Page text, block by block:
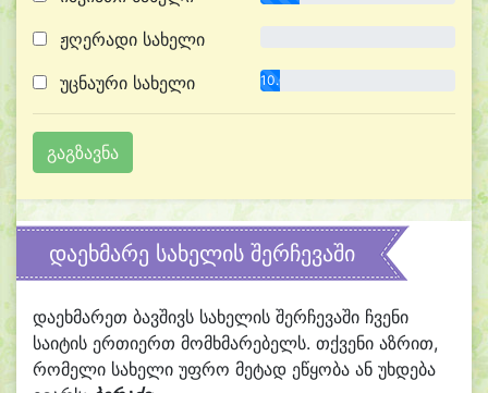
ჟღერადი სახელი
უცნაური სახელი 10.0%
დაეხმარე სახელის შერჩევაში
დაეხმარეთ ბავშივს სახელის შერჩევაში ჩვენი
საიტის ერთიერთ მომხმარებელს. თქვენი აზრით,
რომელი სახელი უფრო მეტად ეწყობა ან უხდება